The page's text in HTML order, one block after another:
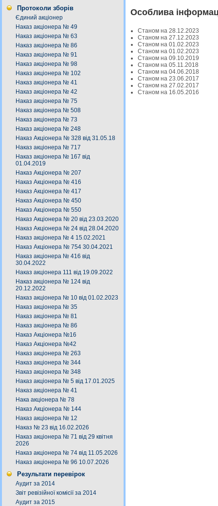
Протоколи зборів
Єдиний акціонер
Наказ акціонера № 49
Наказ акціонера № 63
Наказ акціонера № 86
Наказ акціонера № 91
Наказ акціонера № 98
Наказ акціонера № 102
Наказ акціонера № 41
Наказ акціонера № 42
Наказ акціонера № 75
Наказ акціонера № 508
Наказ акціонера № 73
Наказ акціонера № 248
Наказ Акціонера № 328 від 31.05.18
Наказ акціонера № 717
Наказ акціонера № 167 від
01.04.2019
Наказ Акціонера № 207
Наказ Акціонера № 416
Наказ Акціонера № 417
Наказ Акціонера № 450
Наказ Акціонера № 550
Наказ Акціонера № 20 від 23.03.2020
Наказ Акціонера № 24 від 28.04.2020
Наказ акціонера № 4 15.02.2021
Наказ Акціонера № 754 30.04.2021
Наказ акціонера № 416 від
30.04.2022
Наказ акціонера 111 від 19.09.2022
Наказ акціонера № 124 від
20.12.2022
Наказ акціонера № 10 від 01.02.2023
Наказ акціонера № 35
Наказ акціонера № 81
Наказ акціонера № 86
Наказ Акціонера №16
Наказ Акціонера №42
Наказ акціонера № 263
Наказ акціонера № 344
Наказ акціонера № 348
Наказ акціонера № 5 від 17.01.2025
Наказ акціонера № 41
Нака акціонера № 78
Наказ Акціонера № 144
Наказ акціонера № 12
Наказ № 23 від 16.02.2026
Наказ акціонера № 71 від 29 квітня
2026
Наказ акціонера № 74 від 11.05.2026
Наказ акціонера № 96 10.07.2026
Результати перевірок
Аудит за 2014
Звіт ревізійної комісії за 2014
Аудит за 2015
Особлива
Станом на 28.12.2023
Станом на 27.12.2023
Станом на 01.02.2023
Станом на 01.02.2023
Станом на 09.10.2019
Станом на 05.11.2018
Станом на 04.06.2018
Станом на 23.06.2017
Станом на 27.02.2017
Станом на 16.05.2016